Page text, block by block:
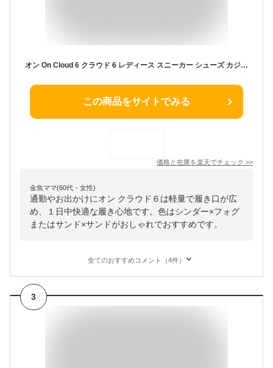
オン On Cloud 6 クラウド 6 レディース スニーカー シューズ カジュアル ローカット タウンユース デイリーユース 旅行 街歩き ランニング 3WF1006
この商品をサイトでみる
価格と在庫を楽天でチェック >>
金魚ママ(60代・女性)
通勤やお出かけにオン クラウド６は軽量で履き口が広
め、１日中快適な履き心地です。色はシンダー×フォグ
またはサンド×サンドがおしゃれでおすすめです。
全てのおすすめコメント（4件）
3